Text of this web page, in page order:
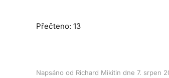
Přečteno: 13
Napsáno od Richard Mikitin dne 7. srpen